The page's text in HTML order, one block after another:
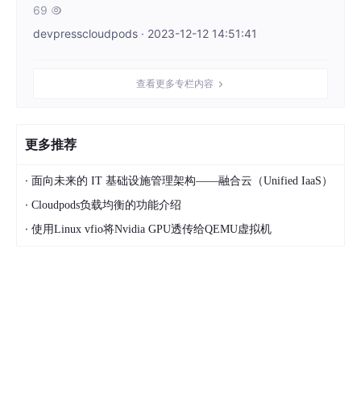
69 
devpresscloudpods · 2023-12-12 14:51:41
查看更多专栏内容
更多推荐
· 面向未来的 IT 基础设施管理架构——融合云（Unified IaaS）
· Cloudpods负载均衡的功能介绍
· 使用Linux vfio将Nvidia GPU透传给QEMU虚拟机